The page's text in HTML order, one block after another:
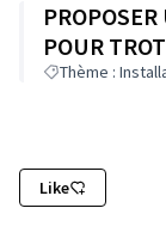
POUR
Thème :
Like